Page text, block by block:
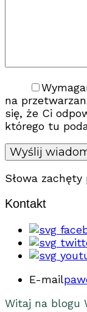
na
się, że Ci
którego tu
Słowa zachęty
Kontakt
E-mail
Witaj na blogu